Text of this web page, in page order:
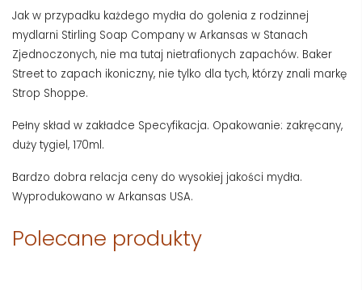
Jak w przypadku każdego mydła do golenia z rodzinnej
mydlarni Stirling Soap Company w Arkansas w Stanach
Zjednoczonych, nie ma tutaj nietrafionych zapachów. Baker
Street to zapach ikoniczny, nie tylko dla tych, którzy znali markę
Strop Shoppe.
Pełny skład w zakładce Specyfikacja. Opakowanie: zakręcany,
duży tygiel, 170ml.
Bardzo dobra relacja ceny do wysokiej jakości mydła.
Wyprodukowano w Arkansas USA.
Polecane produkty